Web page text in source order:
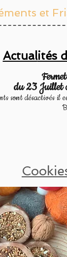
et
Actualités
du 23 Juillet
sont désactivés il